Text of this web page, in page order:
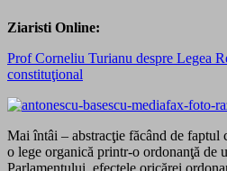
Ziaristi Online:
Prof Corneliu Turianu despre Legea
constituţional
Mai întâi – abstracţie făcând de faptul
o lege organică printr-o ordonanţă de